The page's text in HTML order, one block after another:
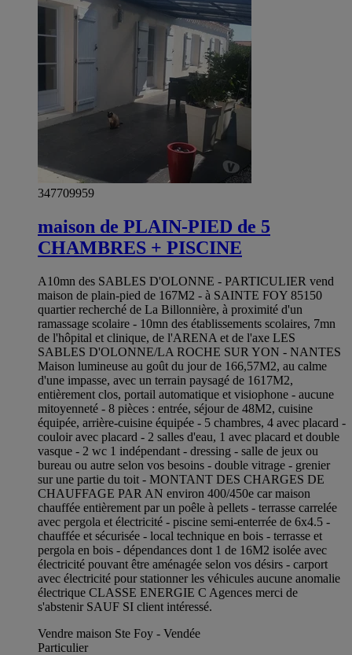
347709959
maison de PLAIN-PIED de 5
CHAMBRES + PISCINE
A10mn des SABLES D'OLONNE - PARTICULIER vend
maison de plain-pied de 167M2 - à SAINTE FOY 85150
quartier recherché de La Billonnière, à proximité d'un
ramassage scolaire - 10mn des établissements scolaires, 7mn
de l'hôpital et clinique, de l'ARENA et de l'axe LES
SABLES D'OLONNE/LA ROCHE SUR YON - NANTES
Maison lumineuse au goût du jour de 166,57M2, au calme
d'une impasse, avec un terrain paysagé de 1617M2,
entièrement clos, portail automatique et visiophone - aucune
mitoyenneté - 8 pièces : entrée, séjour de 48M2, cuisine
équipée, arrière-cuisine équipée - 5 chambres, 4 avec placard -
couloir avec placard - 2 salles d'eau, 1 avec placard et double
vasque - 2 wc 1 indépendant - dressing - salle de jeux ou
bureau ou autre selon vos besoins - double vitrage - grenier
sur une partie du toit - MONTANT DES CHARGES DE
CHAUFFAGE PAR AN environ 400/450e car maison
chauffée entièrement par un poêle à pellets - terrasse carrelée
avec pergola et électricité - piscine semi-enterrée de 6x4.5 -
chauffée et sécurisée - local technique en bois - terrasse et
pergola en bois - dépendances dont 1 de 16M2 isolée avec
électricité pouvant être aménagée selon vos désirs - carport
avec électricité pour stationner les véhicules aucune anomalie
électrique CLASSE ENERGIE C Agences merci de
s'abstenir SAUF SI client intéressé.
Vendre maison Ste Foy - Vendée
Particulier